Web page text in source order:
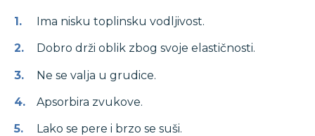
Ima nisku toplinsku vodljivost.
Dobro drži oblik zbog svoje elastičnosti.
Ne se valja u grudice.
Apsorbira zvukove.
Lako se pere i brzo se suši.